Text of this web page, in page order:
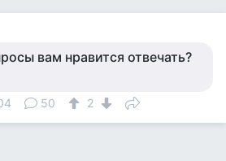
вам нравится отвечать?
50 2